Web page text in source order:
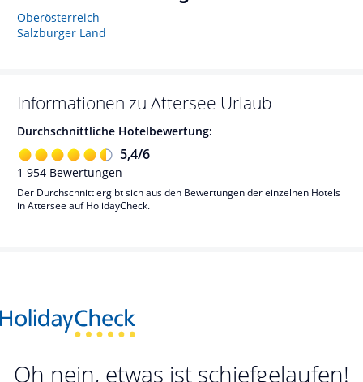
Oberösterreich
Salzburger Land
Informationen zu Attersee Urlaub
Durchschnittliche Hotelbewertung:
5,4/6
1 954 Bewertungen
Der Durchschnitt ergibt sich aus den Bewertungen der einzelnen Hotels
in Attersee auf HolidayCheck.
Oh nein, etwas ist schiefgelaufen!